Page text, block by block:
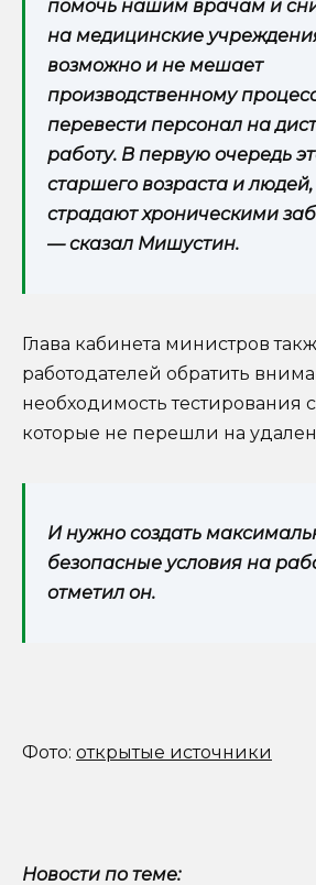
помочь нашим врачам и
на медицинские
возможно и не мешает
производственному
перевести персонал на
работу. В первую очередь
старшего возраста и
страдают хроническими
— сказал Мишустин.
Глава кабинета министров
работодателей обратить
необходимость тестирования
которые не перешли на
И нужно создать
безопасные условия на
отметил он.
Фото: открытые источники
Новости по теме: